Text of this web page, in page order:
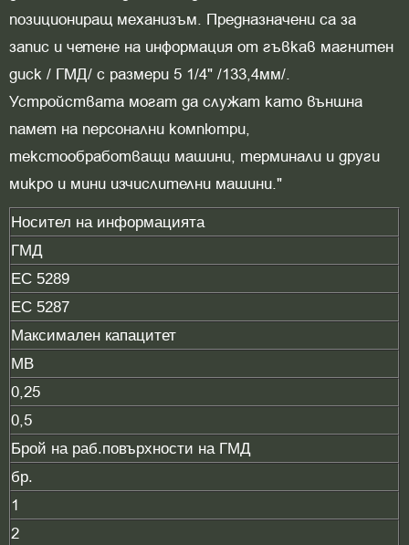
позициониращ механизъм. Предназначени са за
запис и четене на информация от гъвкав магнитен
диск / ГМД/ с размери 5 1/4" /133,4мм/.
Устройствата могат да служат като външна
памет на персонални компютри,
текстообработващи машини, терминали и други
микро и мини изчислителни машини."
Носител на информацията
ГМД
EC 5289
EC 5287
Максимален капацитет
MB
0,25
0,5
Брой на раб.повърхности на ГМД
бр.
1
2